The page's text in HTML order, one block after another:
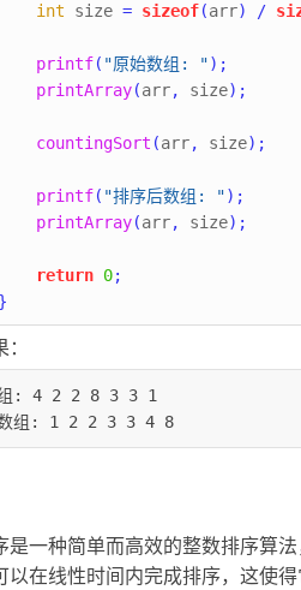
int size = sizeof(arr) /
printf( "原始数组: ");
printArray(arr, size);
countingSort (arr, size);
printf( "排序后数组: ");
printArray(arr, size);
return 0;
}
组: 4 2 2 8 3 3 1
数组: 1 2 2 3 3 4 8
是一种简单而高效的整数排序算
以在线性时间内完成排序，这使